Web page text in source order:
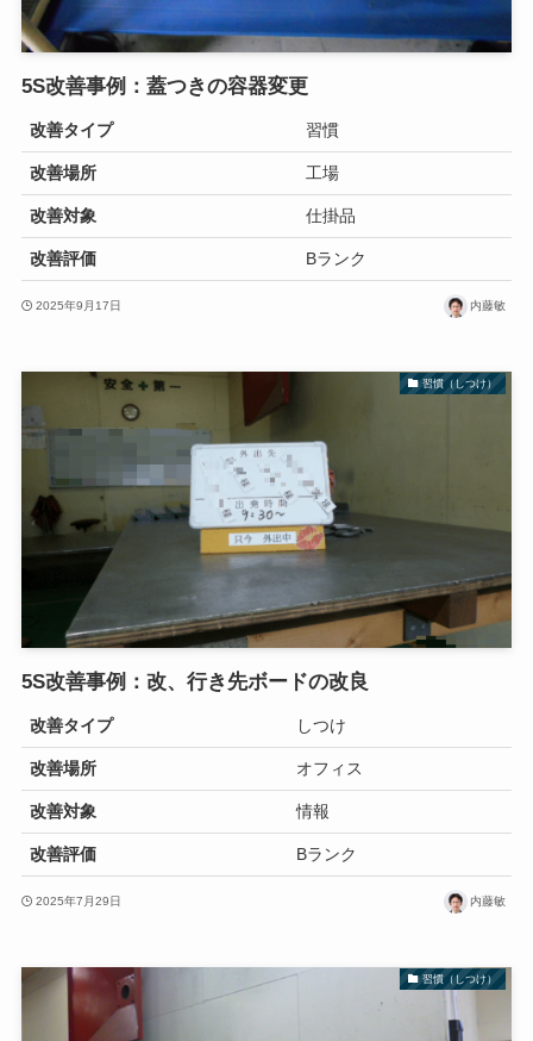
5S改善事例：蓋つきの容器変更
改善タイプ 習慣
改善場所 工場
改善対象 仕掛品
改善評価 Bランク
2025年9月17日 内藤敏
習慣（しつけ）
5S改善事例：改、行き先ボードの改良
改善タイプ しつけ
改善場所 オフィス
改善対象 情報
改善評価 Bランク
2025年7月29日 内藤敏
習慣（しつけ）